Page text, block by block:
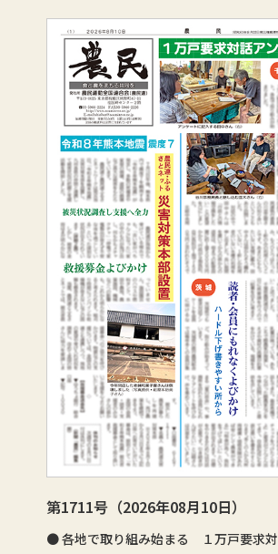
第1711号（2026年08月10日）
各地で取り組み始まる １万戸要求